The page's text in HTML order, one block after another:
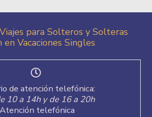
para Solteros y Solteras
en Vacaciones Singles
de atención telefónica:
10 a 14h y de 16 a 20h
Atención telefónica